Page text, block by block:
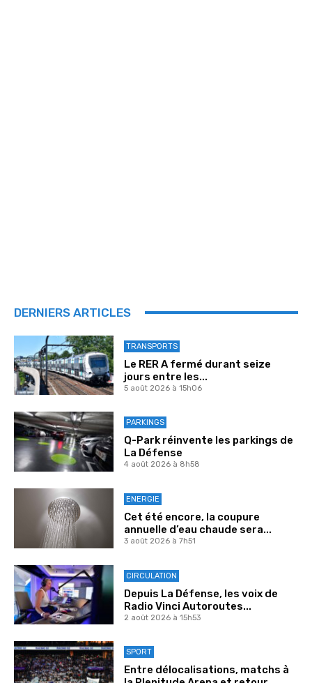
DERNIERS ARTICLES
TRANSPORTS
Le RER A fermé durant seize
jours entre les...
5 août 2026 à 15h06
PARKINGS
Q-Park réinvente les parkings de
La Défense
4 août 2026 à 8h58
ENERGIE
Cet été encore, la coupure
annuelle d’eau chaude sera...
3 août 2026 à 7h51
CIRCULATION
Depuis La Défense, les voix de
Radio Vinci Autoroutes...
2 août 2026 à 15h53
SPORT
Entre délocalisations, matchs à